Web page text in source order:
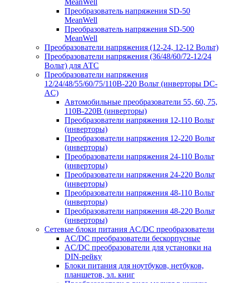
MeanWell
Преобразователь напряжения SD-50
MeanWell
Преобразователь напряжения SD-500
MeanWell
Преобразователи напряжения (12-24, 12-12 Вольт)
Преобразователи напряжения (36/48/60/72-12/24
Вольт) для АТС
Преобразователи напряжения
12/24/48/55/60/75/110В-220 Вольт (инверторы DC-
AC)
Автомобильные преобразователи 55, 60, 75,
110В-220В (инверторы)
Преобразователи напряжения 12-110 Вольт
(инверторы)
Преобразователи напряжения 12-220 Вольт
(инверторы)
Преобразователи напряжения 24-110 Вольт
(инверторы)
Преобразователи напряжения 24-220 Вольт
(инверторы)
Преобразователи напряжения 48-110 Вольт
(инверторы)
Преобразователи напряжения 48-220 Вольт
(инверторы)
Сетевые блоки питания AC/DC преобразователи
AC/DC преобразователи бескорпусные
AC/DC преобразователи для установки на
DIN-рейку
Блоки питания для ноутбуков, нетбуков,
планшетов, эл. книг